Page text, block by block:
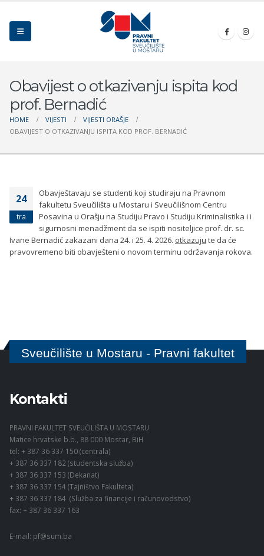
Obavijest o otkazivanju ispita kod
prof. Bernadić
HOME VIJESTI
VIJESTI ORAŠJE
OBAVIJEST O OTKAZIVANJU ISPITA KOD PROF. BERNADIĆ
24
tra
Obavještavaju se studenti koji studiraju na Pravnom
fakultetu Sveučilišta u Mostaru i Sveučilišnom Centru
Posavina u Orašju na Studiju Pravo i Studiju Kriminalistika i i
sigurnosni menadžment da se ispiti nositeljice prof. dr. sc.
Ivane Bernadić zakazani dana 24. i 25. 4. 2026. otkazuju te da će
pravovremeno biti obavješteni o novom terminu održavanja rokova.
Sveučilište u Mostaru - Pravni fakultet
Kontakti
PRAVNI FAKULTET SVEUČILIŠTA U MOSTARU
Matice hrvatske b.b., 88 000 Mostar, BiH
tel: + 387 36 337 150 (centrala)
+ 387 36 337 182 (studentska služba)
+ 387 36 337 153 (Dekanat)
+ 387 36 337 154 (Tajništvo Fakulteta)
+ 387 36 337 184 (Služba za financije i računovodstvo)
fax: + 387 36 337 163
E-mail: pf@sum.ba